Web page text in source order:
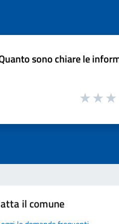
sono chiare le
il comune